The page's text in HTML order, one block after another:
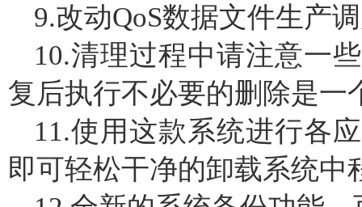
9.改动QoS数据文件生产
10.清理过程中请注意一
复后执行不必要的删除是一
11.使用这款系统进行各
即可轻松干净的卸载系统中